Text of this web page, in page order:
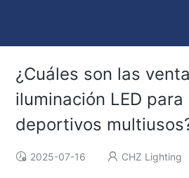
¿Cuáles son las
iluminación LED
deportivos
2025-07-16 CHZ Lighting